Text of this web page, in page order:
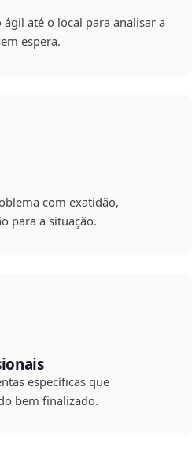
até o local para analisar a
espera.
com exatidão,
para a situação.
específicas que
bem finalizado.